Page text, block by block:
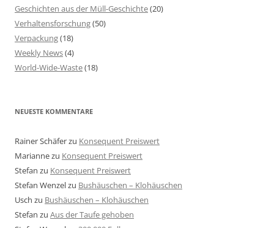
Geschichten aus der Müll-Geschichte(20)
Verhaltensforschung(50)
Verpackung(18)
Weekly News(4)
World-Wide-Waste(18)
NEUESTE KOMMENTARE
Rainer Schäferzu Konsequent Preiswert
Mariannezu Konsequent Preiswert
Stefan zu Konsequent Preiswert
Stefan Wenzelzu Bushäuschen – Klohäuschen
Usch zu Bushäuschen – Klohäuschen
Stefan zu Aus der Taufe gehoben